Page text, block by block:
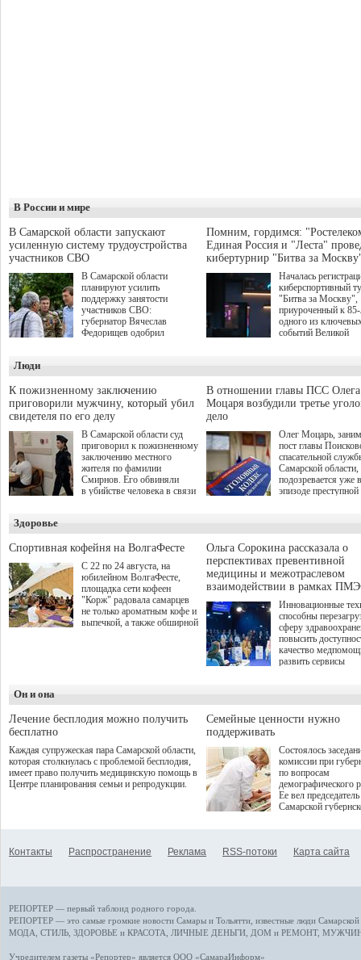
В России и мире
В Самарской области запускают
усиленную систему трудоустройства
участников СВО
В Самарской области
планируют усилить
поддержку занятости
участников СВО:
губернатор Вячеслав
Федорищев одобрил
Живайкина, направленные
на трудоустройство и более
спокойную адаптацию к
мирной жизни.
Помним, гордимся:
Единая Россия и "Леста"
кибертурнир "Битва за
Началась
киберспортивный
"Битва за Москву",
приуроченный к
одного из
событий Великой
игре "Мир танков"
выступили
партия "Единая
игровая студия
Люди
К пожизненному заключению
приговорили мужчину, который убил
свидетеля по его делу
В Самарской области суд
приговорил к пожизненному
заключению местного
жителя по фамилии
Смирнов. Его обвиняли
в убийстве человека в связи
В отношении главы ПСС Олега
Моцаря возбудили третье
дело
Олег Моцарь,
пост главы
спасательной
Самарской области,
подозревается уже
эпизоде преступной
а сам он
Здоровье
Спортивная кофейня на ВолгаФесте
С 22 по 24 августа, на
юбилейном ВолгаФесте,
площадка сети кофеен
"Корж" радовала самарцев
не только ароматным кофе и
выпечкой, а также обширной
Ольга Сорокина рассказала о
перспективах превентивной
медицины и межотраслевом
взаимодействии в рамках
Инновационные
способны
сферу
повысить
качество
развить сервисы
определенными
К ним можно
возникающие при
данными
более динамичного
проникновения
сегмент
отраслевое
рассказала Ольга
ходе сессии
качества жизни" в
ПМЭФ 2025. В
Он и она
Лечение бесплодия можно получить
бесплатно
Каждая супружеская пара Самарской области,
которая столкнулась с проблемой бесплодия,
имеет право получить медицинскую помощь в
Центре планирования семьи и репродукции.
Семейные ценности нужно
поддерживать
Состоялось
комиссии при
по вопросам
демографического
Ее вел председатель
Самарской
Контакты Распространение Реклама RSS-потоки Карта сайта
РЕПОРТЕР — первый таблоид родного города.
РЕПОРТЕР — это самые громкие новости Самары и Тольятти, известные люди
МОДА, СТИЛЬ ЗДОРОВЬЕ и КРАСОТА ЛИЧНЫЕ ДЕНЬГИ ДОМ и РЕМОНТ,
Учредителем газеты «Репортер» является ООО «СамараИнформ»